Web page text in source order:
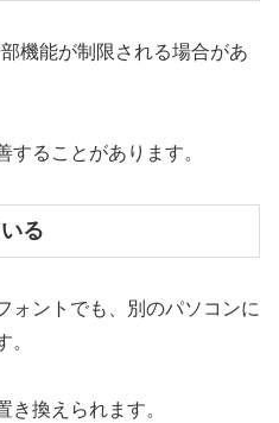
機能が制限される場合があ
ることがあります。
る
ォントでも、別のパソコンに
。
き換えられます。